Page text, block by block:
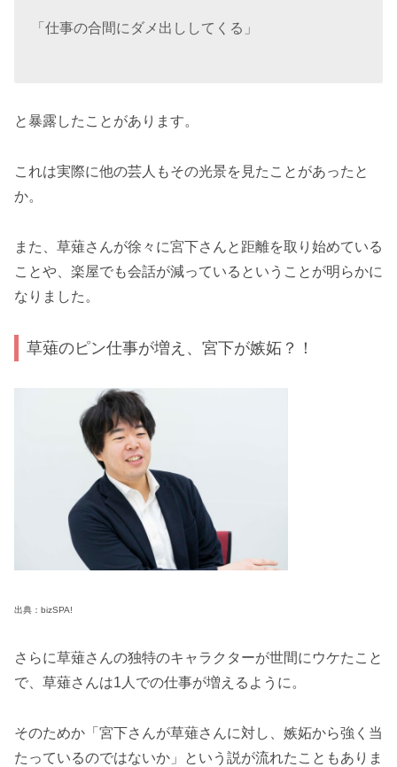
「仕事の合間にダメ出ししてくる」
と暴露したことがあります。
これは実際に他の芸人もその光景を見たことがあったと
か。
また、草薙さんが徐々に宮下さんと距離を取り始めている
ことや、楽屋でも会話が減っているということが明らかに
なりました。
草薙のピン仕事が増え、宮下が嫉妬？！
出典：bizSPA!
さらに草薙さんの独特のキャラクターが世間にウケたこと
で、草薙さんは1人での仕事が増えるように。
そのためか「宮下さんが草薙さんに対し、嫉妬から強く当
たっているのではないか」という説が流れたこともありま